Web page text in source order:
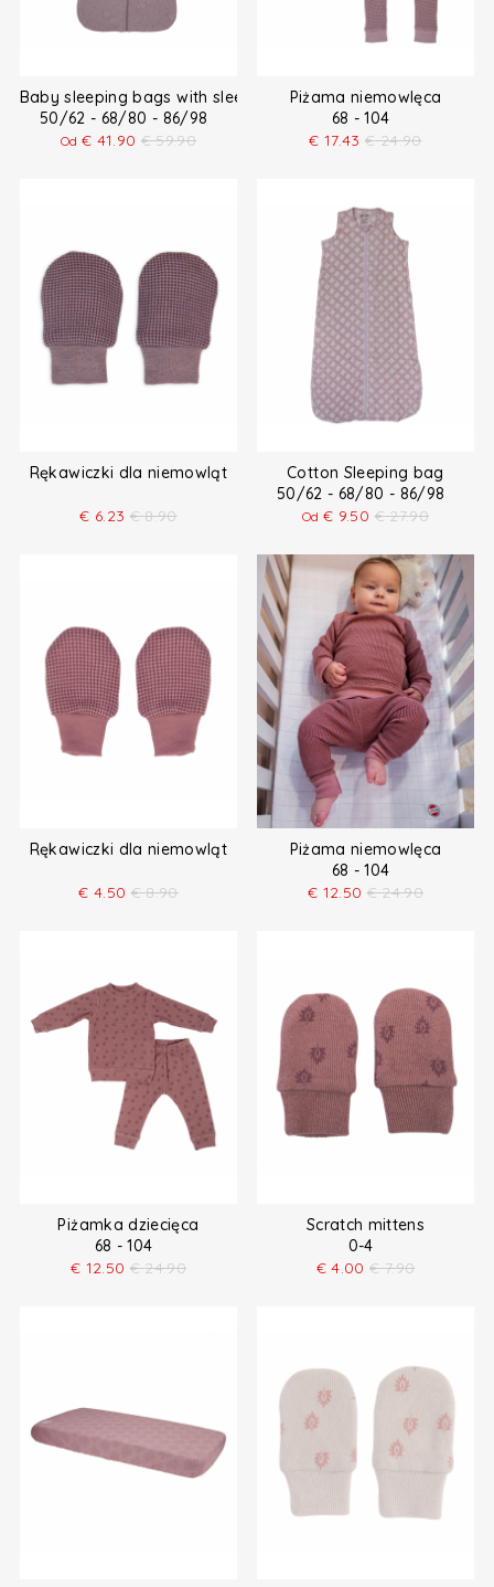
Baby sleeping bags with sleeves
50/62 - 68/80 - 86/98
Od € 41.90 € 59.90
Piżama niemowlęca
68 - 104
€ 17.43 € 24.90
Rękawiczki dla niemowląt
€ 6.23 € 8.90
Cotton Sleeping bag
50/62 - 68/80 - 86/98
Od€ 9.50 € 27.90
Rękawiczki dla niemowląt
€ 4.50 € 8.90
Piżama niemowlęca
68 - 104
€ 12.50 € 24.90
Piżamka dziecięca
68 - 104
€ 12.50 € 24.90
Scratch mittens
0-4
€ 4.00 € 7.90